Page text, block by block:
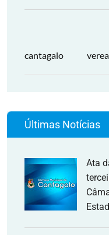
cantagalo
Últimas Notícias
Ata